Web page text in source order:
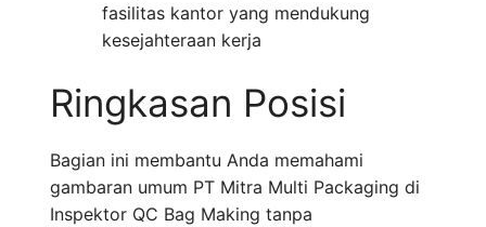
fasilitas kantor yang mendukung
kesejahteraan kerja
Ringkasan Posisi
Bagian ini membantu Anda memahami
gambaran umum PT Mitra Multi Packaging di
Inspektor QC Bag Making tanpa